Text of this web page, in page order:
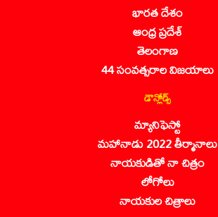
భారత దేశం
ఆంధ్ర ప్రదేశ్
తెలంగాణ
44 సంవత్సరాల విజయాలు
డౌన్లోడ్స్
మ్యానిఫెస్టో
మహానాడు 2022 తీర్మానాలు
నాయకుడితో నా చిత్రం
లోగోలు
నాయకుల చిత్రాలు